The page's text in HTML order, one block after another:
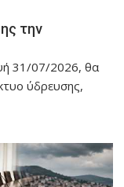
την
31/07/2026, θα
ύδρευσης,